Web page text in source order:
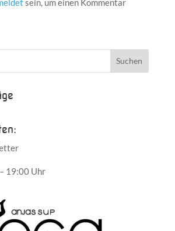
sein, um einen Kommentar
19:00 Uhr